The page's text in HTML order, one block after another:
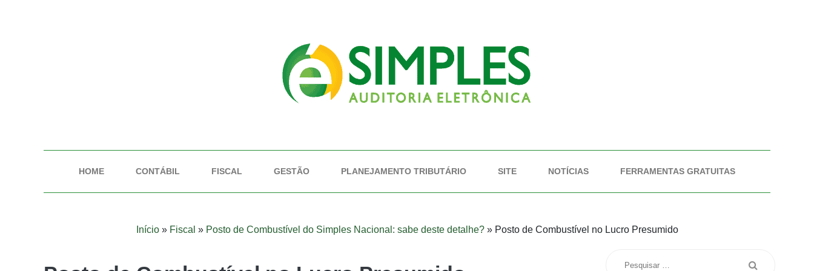
HOME CONTÁBIL FISCAL GESTÃO PLANEJAMENTO TRIBUTÁRIO SITE NOTÍCIAS FERRAMENTAS GRATUITAS
Início» Fiscal » Posto de Combustível do Simples Nacional: sabe deste detalhe?» Posto de Combustível no Lucro Presumido